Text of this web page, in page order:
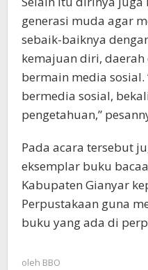
generasi muda agar
sebaik-baiknya
kemajuan diri,
bermain media
bermedia sosial,
pengetahuan,”
Pada acara tersebut
eksemplar buku
Kabupaten Gianyar
Perpustakaan guna
buku yang ada di
oleh BBO